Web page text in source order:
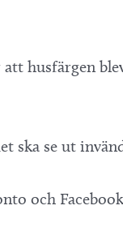
husfärgen
ska se ut
och